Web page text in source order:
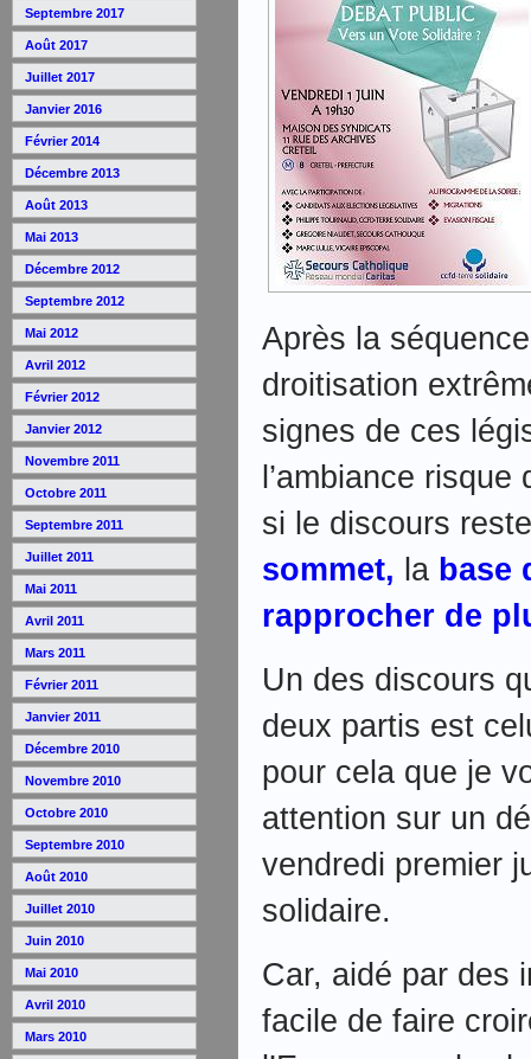
Septembre 2017
Août 2017
Juillet 2017
Janvier 2016
Février 2014
Décembre 2013
Août 2013
Mai 2013
Décembre 2012
Septembre 2012
Mai 2012
Avril 2012
Février 2012
Janvier 2012
Novembre 2011
Octobre 2011
Septembre 2011
Juillet 2011
Mai 2011
Avril 2011
Mars 2011
Février 2011
Janvier 2011
Décembre 2010
Novembre 2010
Octobre 2010
Septembre 2010
Août 2010
Juillet 2010
Juin 2010
Mai 2010
Avril 2010
Mars 2010
Après la
droitisation
signes de ces
l’ambiance
si le discours
sommet, la base
rapprocher de
Un des discours
deux partis est
pour cela que je
attention sur un
vendredi premier
solidaire.
Car, aidé par des
facile de faire